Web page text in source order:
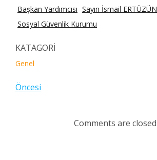
Başkan Yardımcısı Sayın İsmail ERTÜZÜN
Sosyal Güvenlik Kurumu
KATAGORİ
Genel
Öncesi
Comments are closed